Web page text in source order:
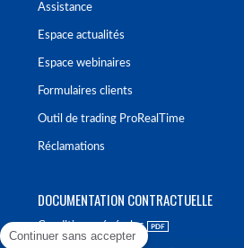
Assistance
Espace actualités
Espace webinaires
Formulaires clients
Outil de trading ProRealTime
Réclamations
DOCUMENTATION CONTRACTUELLE
Conditions générales
Continuer sans accepter